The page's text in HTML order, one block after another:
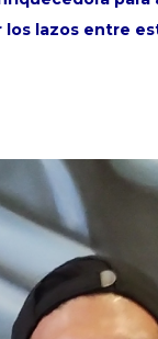
lazos entre